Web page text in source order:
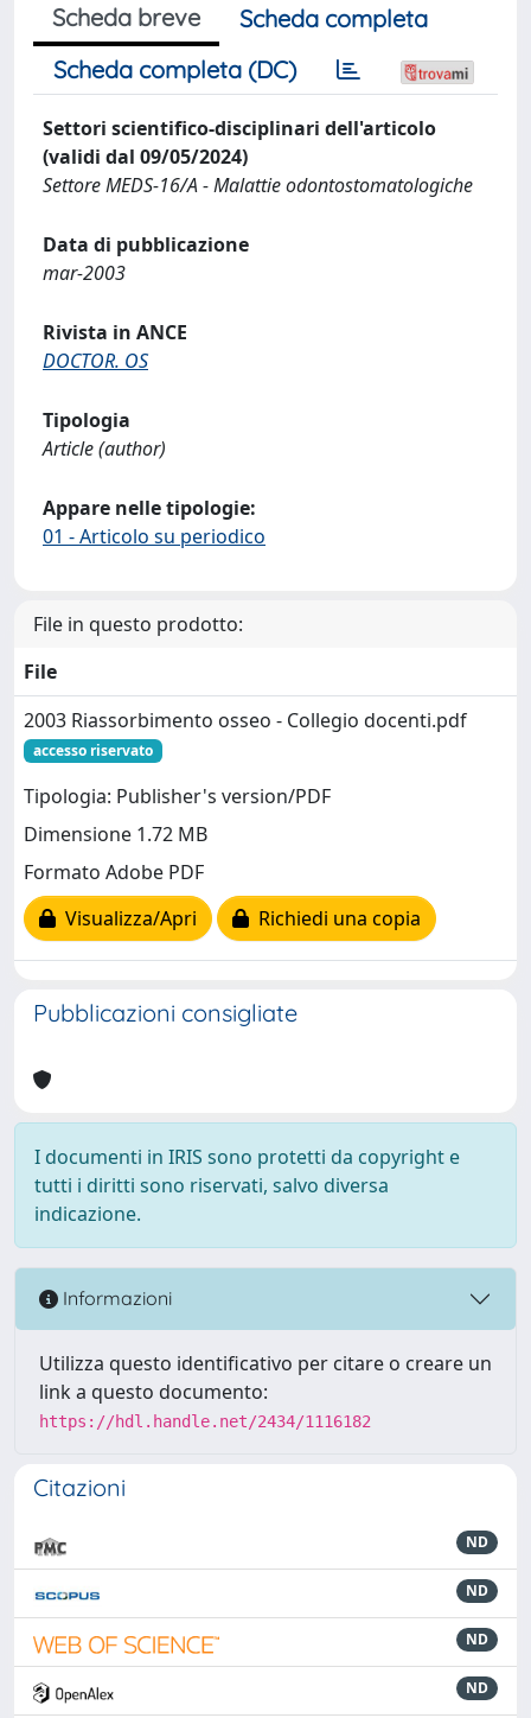
Scheda breve
Scheda completa
Scheda completa (DC)
Settori scientifico-disciplinari dell'articolo
(validi dal 09/05/2024)
Settore MEDS-16/A - Malattie odontostomatologiche
Data di pubblicazione
mar-2003
Rivista in ANCE
DOCTOR. OS
Tipologia
Article (author)
Appare nelle tipologie:
01 - Articolo su periodico
File in questo prodotto:
File
2003 Riassorbimento osseo - Collegio docenti.pdf
accesso riservato
Tipologia: Publisher's version/PDF
Dimensione 1.72 MB
Formato Adobe PDF
Visualizza/Apri
Richiedi una copia
Pubblicazioni consigliate
I documenti in IRIS sono protetti da copyright e
tutti i diritti sono riservati, salvo diversa
indicazione.
Informazioni
Utilizza questo identificativo per citare o creare un
link a questo documento:
https://hdl.handle.net/2434/1116182
Citazioni
ND
ND
ND
ND